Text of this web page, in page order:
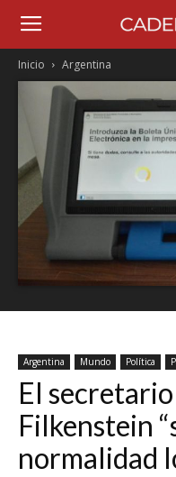
Inicio Argentina
Argentina Mundo Política
El
Filkenstein
normalidad